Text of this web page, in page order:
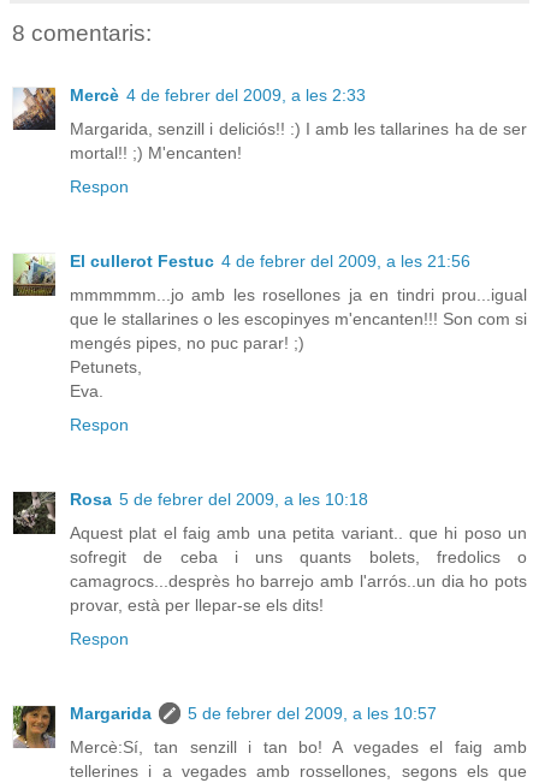
8 comentaris:
Mercè 4 de febrer del 2009, a les 2:33
Margarida, senzill i deliciós!! :) I amb les tallarines ha de ser
mortal!! ;) M'encanten!
Respon
El cullerot Festuc 4 de febrer del 2009, a les 21:56
mmmmmm...jo amb les rosellones ja en tindri prou...igual
que le stallarines o les escopinyes m'encanten!!! Son com si
mengés pipes, no puc parar! ;)
Petunets,
Eva.
Respon
Rosa 5 de febrer del 2009, a les 10:18
Aquest plat el faig amb una petita variant.. que hi poso un
sofregit de ceba i uns quants bolets, fredolics o
camagrocs...desprès ho barrejo amb l'arrós..un dia ho pots
provar, està per llepar-se els dits!
Respon
Margarida
5 de febrer del 2009, a les 10:57
Mercè:Sí, tan senzill i tan bo! A vegades el faig amb
tellerines i a vegades amb rossellones, segons els que